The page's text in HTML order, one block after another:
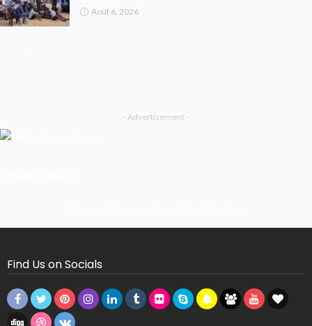
Août 6, 2026
- Advertisement -
Find Us on Socials